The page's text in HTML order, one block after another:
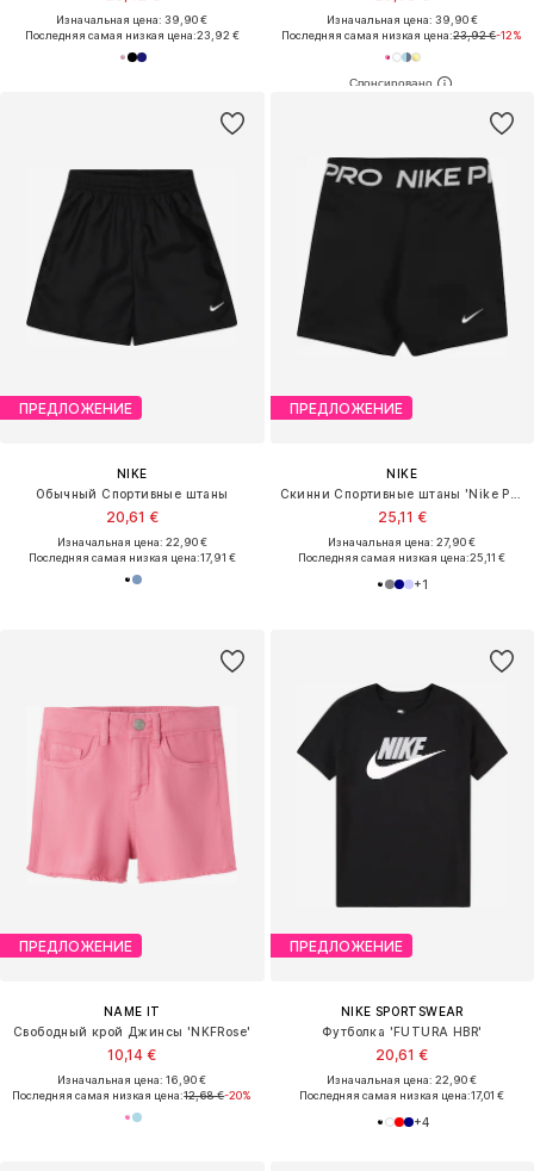
Изначальная цена: 39,90 €
Последняя самая низкая цена:23,92 €
Изначальная цена: 39,90 €
Последняя самая низкая цена:23,92 €-12%
ПРЕДЛОЖЕНИЕ
NIKE
Обычный Спортивные штаны
20,61 €
Изначальная цена: 22,90 €
Последняя самая низкая цена:17,91 €
ПРЕДЛОЖЕНИЕ
NIKE
25,11 €
Изначальная цена: 27,90 €
Последняя самая низкая цена:25,11 €
+1
ПРЕДЛОЖЕНИЕ
NAME IT
Свободный крой Джинсы 'NKFRose'
10,14 €
Изначальная цена: 16,90 €
Последняя самая низкая цена:12,68 €-20%
ПРЕДЛОЖЕНИЕ
NIKE SPORTSWEAR
Футболка 'FUTURA HBR'
20,61 €
Изначальная цена: 22,90 €
Последняя самая низкая цена:17,01 €
+4